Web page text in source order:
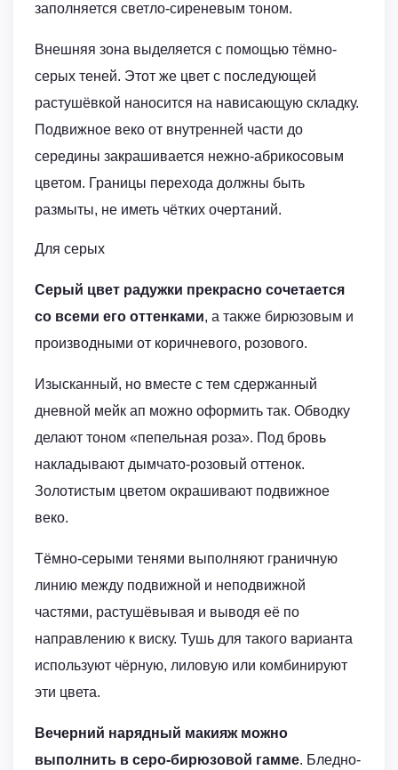
заполняется светло-сиреневым тоном.
Внешняя зона выделяется с помощью тёмно-
серых теней. Этот же цвет с последующей
растушёвкой наносится на нависающую складку.
Подвижное веко от внутренней части до
середины закрашивается нежно-абрикосовым
цветом. Границы перехода должны быть
размыты, не иметь чётких очертаний.
Для серых
Серый цвет радужки прекрасно сочетается
со всеми его оттенками, а также бирюзовым и
производными от коричневого, розового.
Изысканный, но вместе с тем сдержанный
дневной мейк ап можно оформить так. Обводку
делают тоном «пепельная роза». Под бровь
накладывают дымчато-розовый оттенок.
Золотистым цветом окрашивают подвижное
веко.
Тёмно-серыми тенями выполняют граничную
линию между подвижной и неподвижной
частями, растушёвывая и выводя её по
направлению к виску. Тушь для такого варианта
используют чёрную, лиловую или комбинируют
эти цвета.
Вечерний нарядный макияж можно
выполнить в серо-бирюзовой гамме. Бледно-